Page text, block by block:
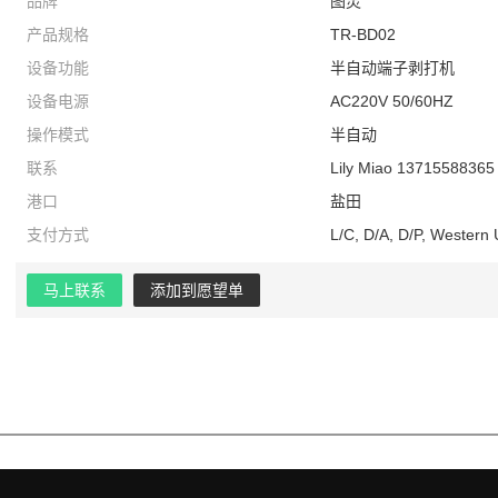
产品规格
TR-BD02
设备功能
半自动端子剥打机
设备电源
AC220V 50/60HZ
操作模式
半自动
联系
Lily Miao 13715588365
港口
盐田
支付方式
L/C, D/A, D/P, Western
马上联系 添加到愿望单